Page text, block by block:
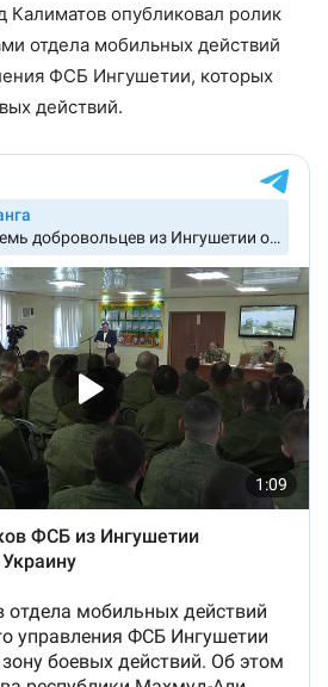
Калиматов опубликовал ролик
отдела мобильных действий
ФСБ Ингушетии, которых
действий.